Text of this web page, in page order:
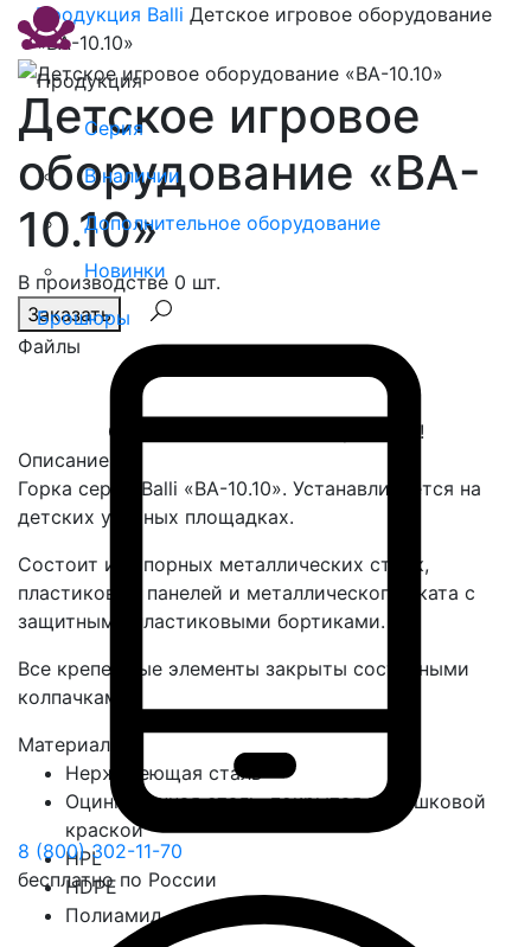
Продукция
Серия
В наличии
Дополнительное оборудование
Новинки
Брошюры
8 (800) 302-11-70
бесплатно по России
Продукция Balli Детское игровое оборудование
«BA-10.10»
Детское игровое
оборудование «BA-
10.10»
В производстве 0 шт.
Заказать
Файлы
Спасибо, сообщение отправлено!
Описание
Горка серии Balli «ВА-10.10». Устанавливается на
детских уличных площадках.
Состоит из опорных металлических стоек,
пластиковых панелей и металлического ската с
защитными пластиковыми бортиками.
Все крепежные элементы закрыты составными
колпачками.
Материалы
Нержавеющая сталь
Оцинкованная сталь, покрытая порошковой
краской
HPL
HDPE
Полиамид